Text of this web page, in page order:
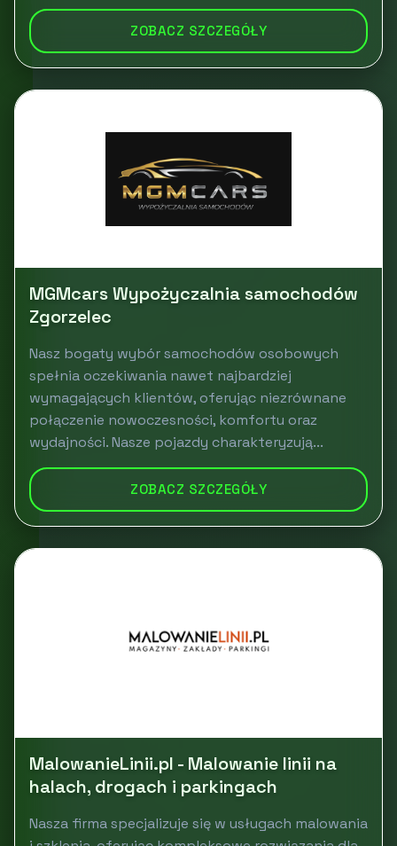
ZOBACZ SZCZEGÓŁY
MGMcars Wypożyczalnia samochodów
Zgorzelec
Nasz bogaty wybór samochodów osobowych
spełnia oczekiwania nawet najbardziej
wymagających klientów, oferując niezrównane
połączenie nowoczesności, komfortu oraz
wydajności. Nasze pojazdy charakteryzują...
ZOBACZ SZCZEGÓŁY
MalowanieLinii.pl - Malowanie linii na
halach, drogach i parkingach
Nasza firma specjalizuje się w usługach malowania